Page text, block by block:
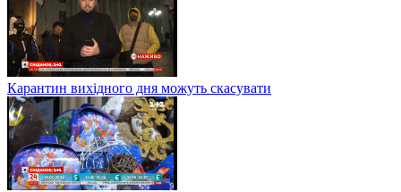
Карантин вихідного дня можуть скасувати